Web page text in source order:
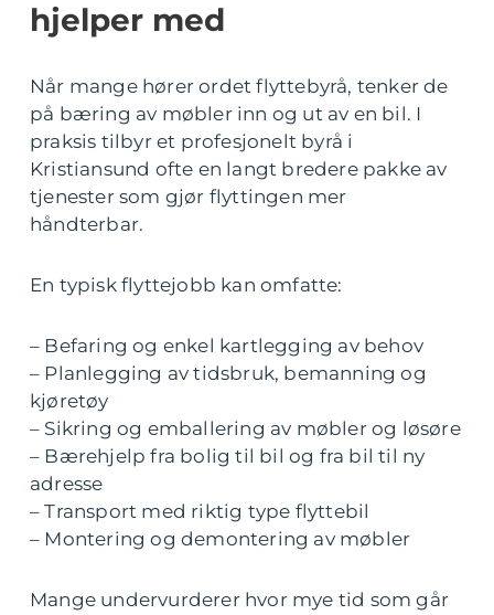
hjelper med
Når mange hører ordet flyttebyrå, tenker de
på bæring av møbler inn og ut av en bil. I
praksis tilbyr et profesjonelt byrå i
Kristiansund ofte en langt bredere pakke av
tjenester som gjør flyttingen mer
håndterbar.
En typisk flyttejobb kan omfatte:
– Befaring og enkel kartlegging av behov
– Planlegging av tidsbruk, bemanning og
kjøretøy
– Sikring og emballering av møbler og løsøre
– Bærehjelp fra bolig til bil og fra bil til ny
adresse
– Transport med riktig type flyttebil
– Montering og demontering av møbler
Mange undervurderer hvor mye tid som går